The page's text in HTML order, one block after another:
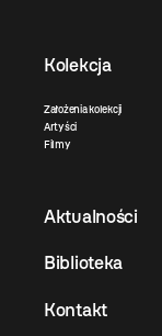
Kolekcja
Założenia kolekcji
Artyści
Filmy
Aktualności
Biblioteka
Kontakt